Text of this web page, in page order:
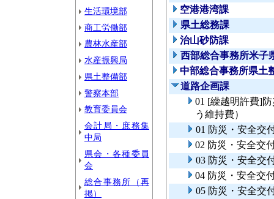
生活環境部
商工労働部
農林水産部
水産振興局
県土整備部
警察本部
教育委員会
会計局・庶務集
中局
県会・各種委員
会
総合事務所（再
掲）
空港港湾課
県土総務課
治山砂防課
西部総合事務所米子
中部総合事務所県土
道路企画課
01 [繰越明許費]
う維持費）
01 防災・安全交
02 防災・安全交
03 防災・安全交
04 防災・安全交
05 防災・安全交